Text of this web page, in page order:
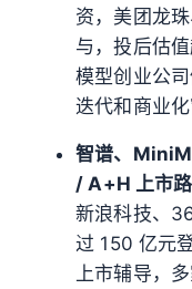
资，美团龙
与，投后估
模型创业公
迭代和商业化
智谱、
/ A+H 上市
新浪科技、
过 150 亿元
上市辅导，